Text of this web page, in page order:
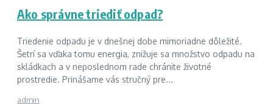
Ako správne triediť odpad?
Triedenie odpadu je v dnešnej dobe mimoriadne dôležité.
Šetrí sa vďaka tomu energia, znižuje sa množstvo odpadu na
skládkach a v neposlednom rade chránite životné
prostredie. Prinášame vás stručný pre...
admin